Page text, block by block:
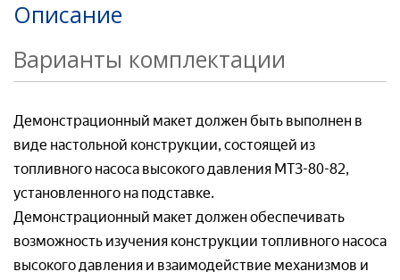
Описание
Варианты комплектации
Демонстрационный макет должен быть выполнен в
виде настольной конструкции, состоящей из
топливного насоса высокого давления МТЗ-80-82,
установленного на подставке.
Демонстрационный макет должен обеспечивать
возможность изучения конструкции топливного насоса
высокого давления и взаимодействие механизмов и
Ваше имя*
Ваш e-mail*
Товар*
Ваш e-mail*
Товар*
Организация*
Ваше имя*
Организация*